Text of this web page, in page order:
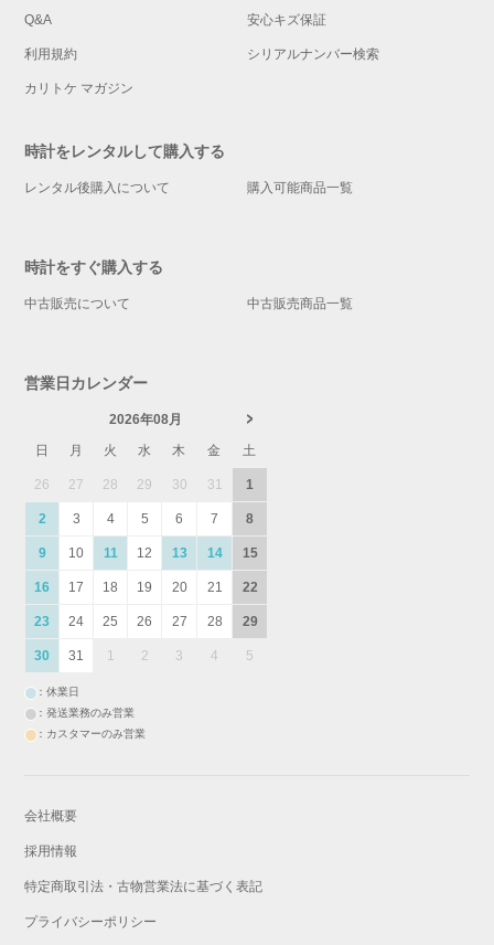
Q&A 安心キズ保証
利用規約 シリアルナンバー検索
カリトケ マガジン
時計をレンタルして購入する
レンタル後購入について 購入可能商品一覧
時計をすぐ購入する
中古販売について 中古販売商品一覧
営業日カレンダー
2026年08月
日
月 火 水 木 金 土
26 27 28 29 30 31 1
2 3 4 5 6 7 8
9 10 11 12 13 14 15
16 17 18 19 20 21 22
23 24 25 26 27 28 29
30 31 1 2 3 4 5
：休業日
：発送業務のみ営業
：カスタマーのみ営業
会社概要
採用情報
特定商取引法・古物営業法に基づく表記
プライバシーポリシー